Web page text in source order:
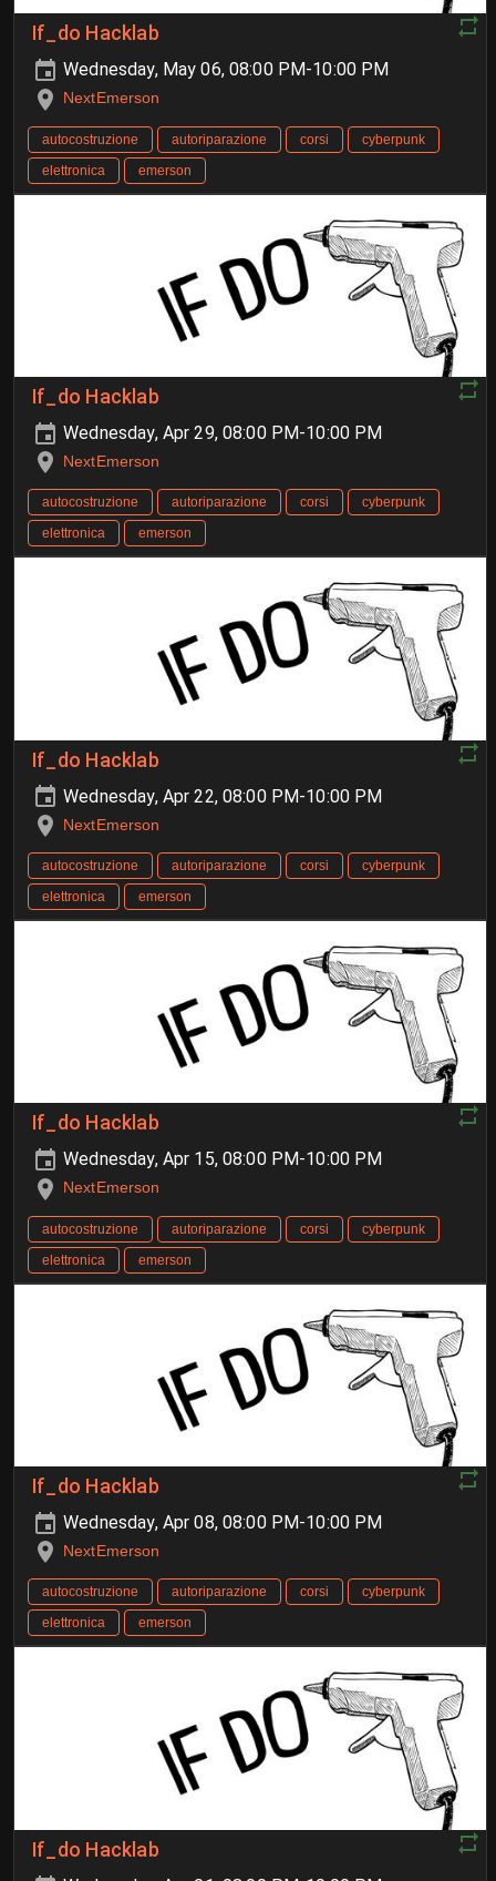
If_do Hacklab
Wednesday, May 06, 08:00 PM-10:00 PM
NextEmerson
autocostruzione autoriparazione corsi
cyberpunk
elettronica
emerson
If_do Hacklab
Wednesday, Apr 29, 08:00 PM-10:00 PM
NextEmerson
autocostruzione autoriparazione corsi
cyberpunk
elettronica
emerson
If_do Hacklab
Wednesday, Apr 22, 08:00 PM-10:00 PM
NextEmerson
autocostruzione autoriparazione corsi
cyberpunk
elettronica
emerson
If_do Hacklab
Wednesday, Apr 15, 08:00 PM-10:00 PM
NextEmerson
autocostruzione autoriparazione corsi
cyberpunk
elettronica
emerson
If_do Hacklab
Wednesday, Apr 08, 08:00 PM-10:00 PM
NextEmerson
autocostruzione autoriparazione corsi
cyberpunk
elettronica
emerson
If_do Hacklab